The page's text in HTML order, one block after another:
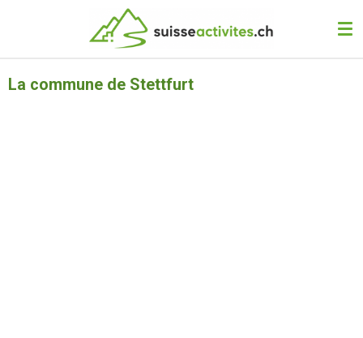
principal
La commune de Stettfurt